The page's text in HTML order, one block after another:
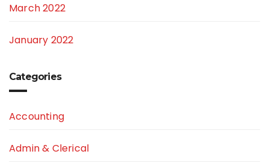
March 2022
January 2022
Categories
Accounting
Admin & Clerical